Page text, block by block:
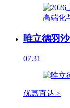
唯立德羽
07.31
优惠直达 >